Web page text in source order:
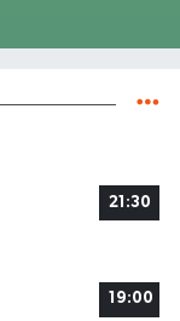
21:30
19:00